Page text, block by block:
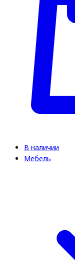
В наличии
Мебель